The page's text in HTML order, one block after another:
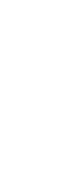
させていただ
承ください。
作成されるも
ご了承くださ
機器販売店・
りません。
す。
ず変更すること
1000ppm以下、
下、フタル酸ジブチ
: 1000ppm、
、
貨物等」とい
可)を取得する
れらの製造装